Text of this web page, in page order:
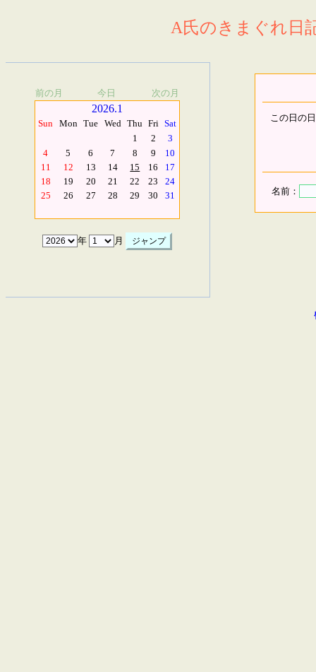
A氏のきまぐれ日
前の月 今日 次の月
2026.1
Sun Mon Tue Wed Thu Fri Sat
1
2
3
4
5 6 7 8 9
10
11
12 13 14 15 16
17
18
19 20 21 22 23
24
25
26 27 28 29 30 31
年 月
この日の
名前：